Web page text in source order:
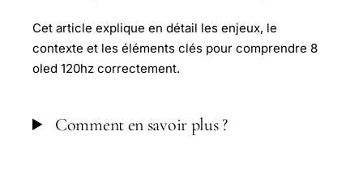
Cet article explique en détail les enjeux, le
contexte et les éléments clés pour comprendre 8
oled 120hz correctement.
Comment en savoir plus ?